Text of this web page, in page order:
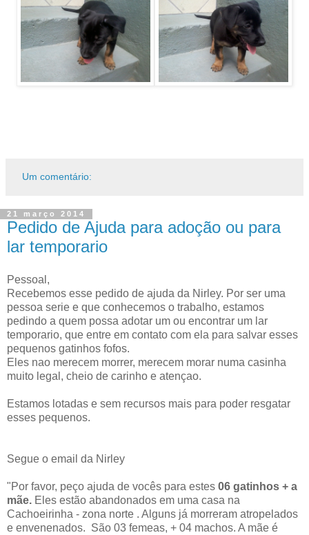
Um comentário:
21 março 2014
Pedido de Ajuda para adoção ou para
lar temporario
Pessoal,
Recebemos esse pedido de ajuda da Nirley. Por ser uma
pessoa serie e que conhecemos o trabalho, estamos
pedindo a quem possa adotar um ou encontrar um lar
temporario, que entre em contato com ela para salvar esses
pequenos gatinhos fofos.
Eles nao merecem morrer, merecem morar numa casinha
muito legal, cheio de carinho e atençao.
Estamos lotadas e sem recursos mais para poder resgatar
esses pequenos.
Segue o email da Nirley
"Por favor, peço ajuda de vocês para estes 06 gatinhos + a
mãe. Eles estão abandonados em uma casa na
Cachoeirinha - zona norte . Alguns já morreram atropelados
e envenenados. São 03 femeas, + 04 machos. A mãe é